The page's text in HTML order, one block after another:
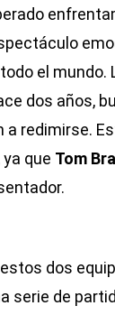
el mundo.
dos años,
a redimirse.
que Tom
dos
serie de